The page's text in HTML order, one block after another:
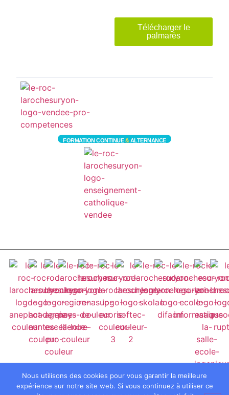
Télécharger le
palmarès
FORMATION CONTINUE&ALTERNANCE
© 2024 Notre-Dame du Roc - La Roche sur Yon
Mentions légales
Nous utilisons des cookies pour vous garantir la meilleure
expérience sur notre site web. Si vous continuez à utiliser ce